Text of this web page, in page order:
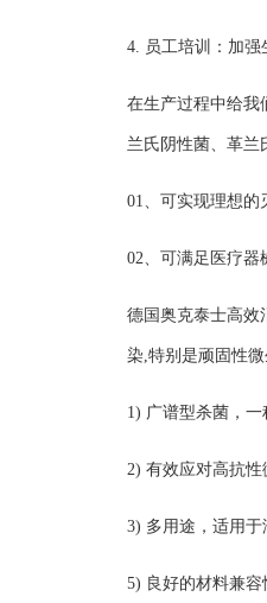
4. 员工培训：加
在生产过程中给我
兰氏阴性菌、革兰
01、可实现理想的
02、可满足医疗器
德国奥克泰士高效
染,特别是顽固性
1) 广谱型杀菌，
2) 有效应对高抗
3) 多用途，适用
5) 良好的材料兼